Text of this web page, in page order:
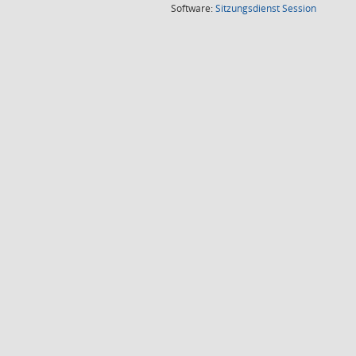
Software:SitzungsdienstSession(Wird in